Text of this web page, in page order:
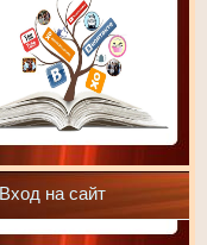
Вход на сайт